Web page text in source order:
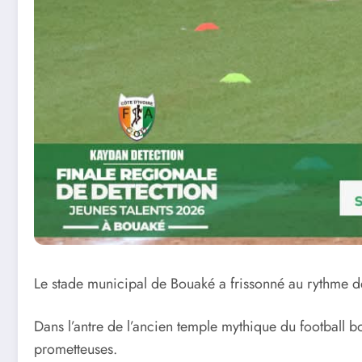
Le stade municipal de Bouaké a frissonné au
Dans l’antre de l’ancien temple mythique du
prometteuses.